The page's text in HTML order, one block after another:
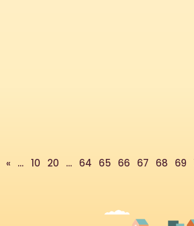
« ... 10 20 ... 64 65 66 67 68 69